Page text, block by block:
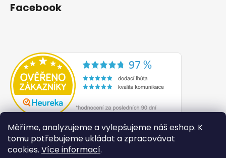
Měříme, analyzujeme a vylepšujeme náš eshop. K
tomu potřebujeme ukládat a zpracovávat
cookies. Více informací.
Facebook